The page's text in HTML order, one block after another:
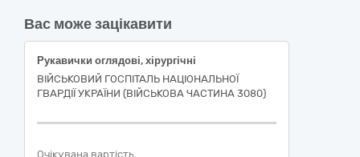
Вас може зацікавити
Рукавички оглядові, хірургічні
ВІЙСЬКОВИЙ ГОСПІТАЛЬ НАЦІОНАЛЬНОЇ
ГВАРДІЇ УКРАЇНИ (ВІЙСЬКОВА ЧАСТИНА 3080)
Очікувана вартість